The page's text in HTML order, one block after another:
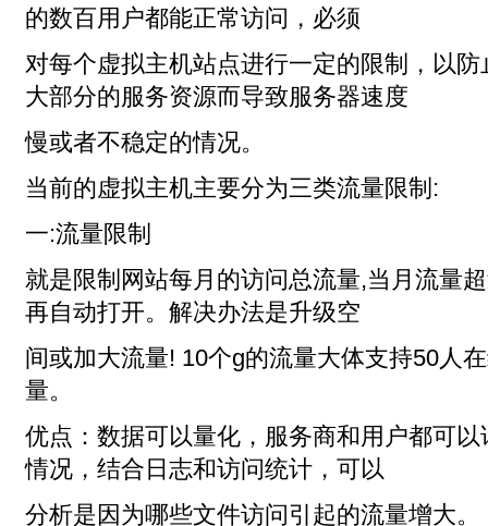
的数百用户都能正常访问，必须
对每个虚拟主机站点进行一定的限制，以
大部分的服务资源而导致服务器速度
慢或者不稳定的情况。
当前的虚拟主机主要分为三类流量限制:
一:流量限制
就是限制网站每月的访问总流量,当月流量
再自动打开。解决办法是升级空
间或加大流量! 10个g的流量大体支持50人
量。
优点：数据可以量化，服务商和用户都可
情况，结合日志和访问统计，可以
分析是因为哪些文件访问引起的流量增大。